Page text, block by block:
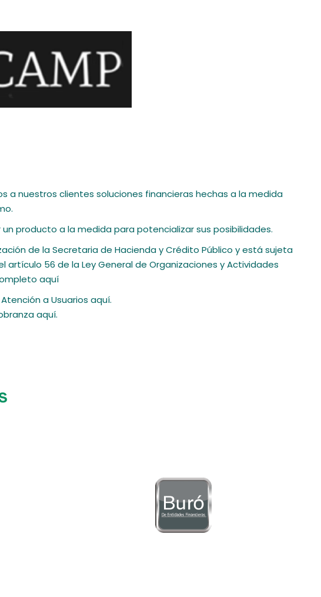
a nuestros clientes soluciones financieras hechas a la medida
producto a la medida para potencializar sus posibilidades.
de la Secretaria de Hacienda y Crédito Público y está sujeta
56 de la Ley General de Organizaciones y Actividades
aquí
a Usuarios aquí.
aquí.